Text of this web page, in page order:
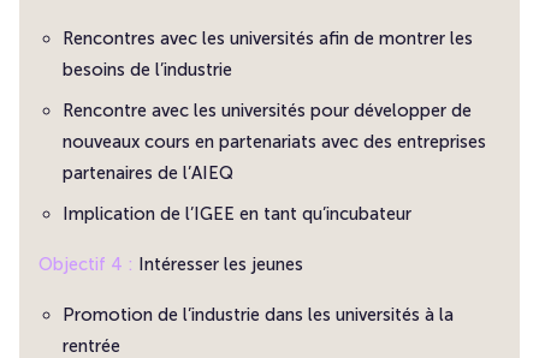
Rencontres avec les universités afin de montrer les
besoins de l’industrie
Rencontre avec les universités pour développer de
nouveaux cours en partenariats avec des entreprises
partenaires de l’AIEQ
Implication de l’IGEE en tant qu’incubateur
Objectif 4 : Intéresser les jeunes
Promotion de l’industrie dans les universités à la
rentrée